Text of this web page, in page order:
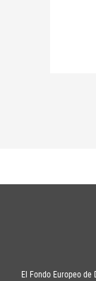
El Fondo Europeo de